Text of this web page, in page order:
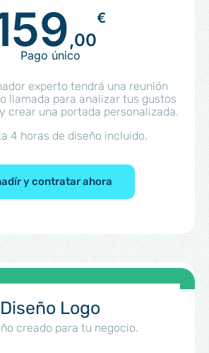
,00
€
Pago único
experto tendrá una reunión
llamada para analizar tus gustos
crear una portada personalizada.
4 horas de diseño incluido.
y contratar ahora
Diseño Logo
creado para tu negocio.